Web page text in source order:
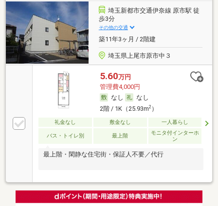
埼玉新都市交通伊奈線 原市駅 徒
歩3分
その他の交通
築11年3ヶ月 / 2階建
埼玉県上尾市原市中３
5.60万円
管理費4,000円
なし
なし
2階 / 1K（25.93m2）
礼金なし 敷金なし 一人暮らし
バス・トイレ別 最上階
モニタ付インターホ
ン
最上階・閑静な住宅街・保証人不要／代行